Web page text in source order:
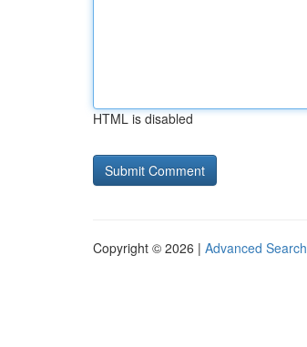
HTML is disabled
Copyright © 2026 | Advanced Search